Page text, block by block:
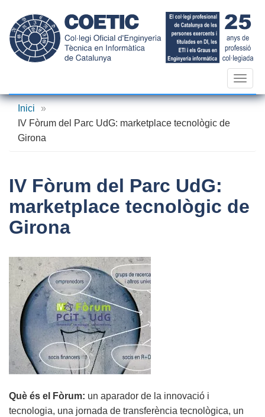
contingut
Inici
»
IV Fòrum del Parc UdG: marketplace tecnològic de
Girona
IV Fòrum del Parc UdG:
marketplace tecnològic de
Girona
Què és el Fòrum: un aparador de la innovació i
tecnologia, una jornada de transferència tecnològica, un